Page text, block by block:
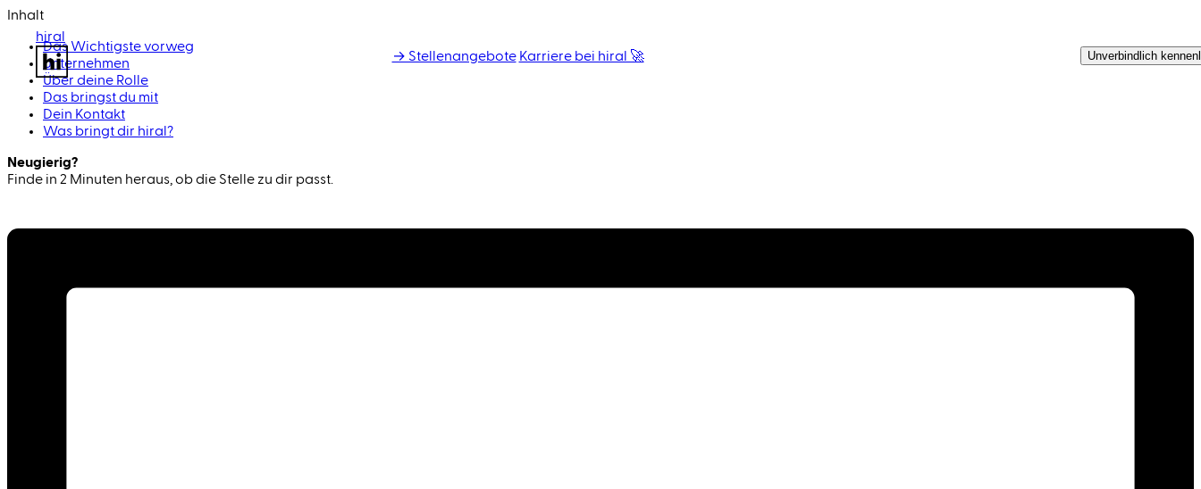
hiral
→ Stellenangebote Karriere bei hiral 🚀 Unverbindlich
Inhalt
Das Wichtigste vorweg
Unternehmen
Über deine Rolle
Das bringst du mit
Dein Kontakt
Was bringt dir hiral?
Neugierig?
Finde in 2 Minuten heraus, ob die Stelle zu dir passt.